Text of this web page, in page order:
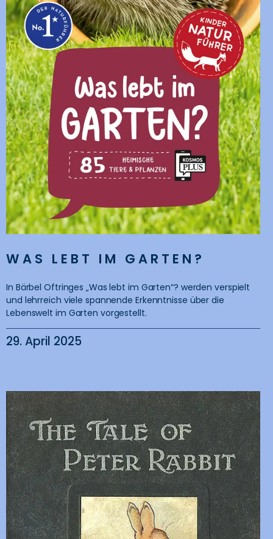
WAS LEBT IM GARTEN?
In Bärbel Oftringes „Was lebt im Garten“? werden verspielt
und lehrreich viele spannende Erkenntnisse über die
Lebenswelt im Garten vorgestellt.
29. April 2025